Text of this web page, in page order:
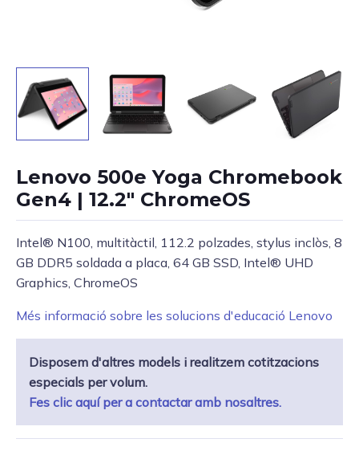
Lenovo 500e Yoga Chromebook
Gen4 | 12.2″ ChromeOS
Intel® N100, multitàctil, 112.2 polzades, stylus inclòs, 8
GB DDR5 soldada a placa, 64 GB SSD, Intel® UHD
Graphics, ChromeOS
Més informació sobre les solucions d'educació Lenovo
Disposem d'altres models i realitzem cotitzacions
especials per volum.
Fes clic aquí per a contactar amb nosaltres.